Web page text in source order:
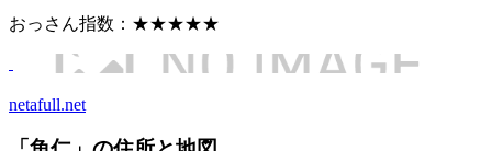
おっさん指数：★★★★★
netafull.net